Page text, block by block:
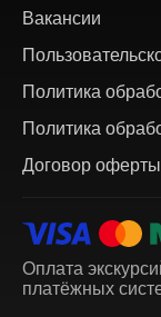
Вакансии
Политика
Политика
Договор оферты
Оплата
платёжных